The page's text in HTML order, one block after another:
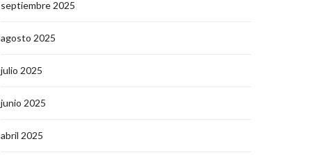
septiembre 2025
agosto 2025
julio 2025
junio 2025
abril 2025